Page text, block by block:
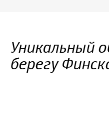
Уникальный
берегу